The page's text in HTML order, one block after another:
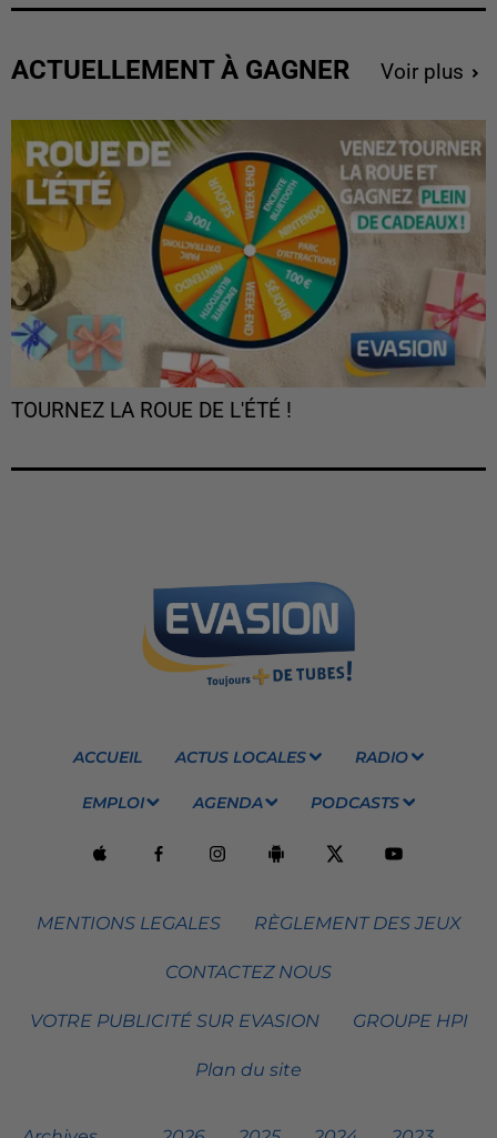
ACTUELLEMENT À GAGNER Voir plus
TOURNEZ LA ROUE DE L'ÉTÉ !
ACCUEIL ACTUS LOCALES RADIO
EMPLOI AGENDA PODCASTS
MENTIONS LEGALES RÈGLEMENT DES JEUX
CONTACTEZ NOUS
VOTRE PUBLICITÉ SUR EVASION GROUPE HPI
Plan du site